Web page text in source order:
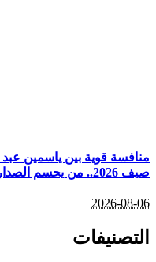
منافسة قوية بين ياسمين
صيف 2026.. من يحسم الصدارة؟
2026-08-06
التصنيفات